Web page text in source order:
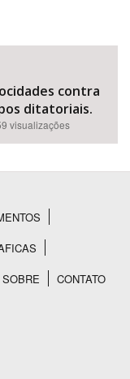
BUSCAR
contra
ditatoriais.
visualizações
SOBRE CONTATO